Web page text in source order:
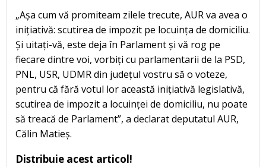
„Așa cum vă promiteam zilele trecute, AUR va avea o
inițiativă: scutirea de impozit pe locuința de domiciliu.
Și uitați-vă, este deja în Parlament și vă rog pe
fiecare dintre voi, vorbiți cu parlamentarii de la PSD,
PNL, USR, UDMR din județul vostru să o voteze,
pentru că fără votul lor această inițiativă legislativă,
scutirea de impozit a locuinței de domiciliu, nu poate
să treacă de Parlament”, a declarat deputatul AUR,
Călin Matieș.
Distribuie acest articol!